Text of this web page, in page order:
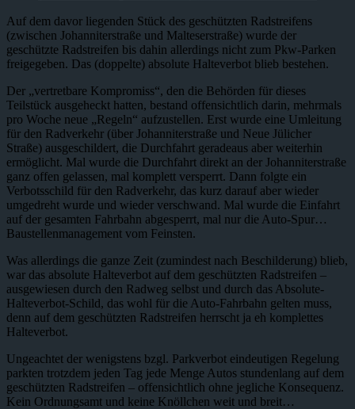
Auf dem davor liegenden Stück des geschützten Radstreifens
(zwischen Johanniterstraße und Malteserstraße) wurde der
geschützte Radstreifen bis dahin allerdings nicht zum Pkw-Parken
freigegeben. Das (doppelte) absolute Halteverbot blieb bestehen.
Der „vertretbare Kompromiss“, den die Behörden für dieses
Teilstück ausgeheckt hatten, bestand offensichtlich darin, mehrmals
pro Woche neue „Regeln“ aufzustellen. Erst wurde eine Umleitung
für den Radverkehr (über Johanniterstraße und Neue Jülicher
Straße) ausgeschildert, die Durchfahrt geradeaus aber weiterhin
ermöglicht. Mal wurde die Durchfahrt direkt an der Johanniterstraße
ganz offen gelassen, mal komplett versperrt. Dann folgte ein
Verbotsschild für den Radverkehr, das kurz darauf aber wieder
umgedreht wurde und wieder verschwand. Mal wurde die Einfahrt
auf der gesamten Fahrbahn abgesperrt, mal nur die Auto-Spur…
Baustellenmanagement vom Feinsten.
Was allerdings die ganze Zeit (zumindest nach Beschilderung) blieb,
war das absolute Halteverbot auf dem geschützten Radstreifen –
ausgewiesen durch den Radweg selbst und durch das Absolute-
Halteverbot-Schild, das wohl für die Auto-Fahrbahn gelten muss,
denn auf dem geschützten Radstreifen herrscht ja eh komplettes
Halteverbot.
Ungeachtet der wenigstens bzgl. Parkverbot eindeutigen Regelung
parkten trotzdem jeden Tag jede Menge Autos stundenlang auf dem
geschützten Radstreifen – offensichtlich ohne jegliche Konsequenz.
Kein Ordnungsamt und keine Knöllchen weit und breit…